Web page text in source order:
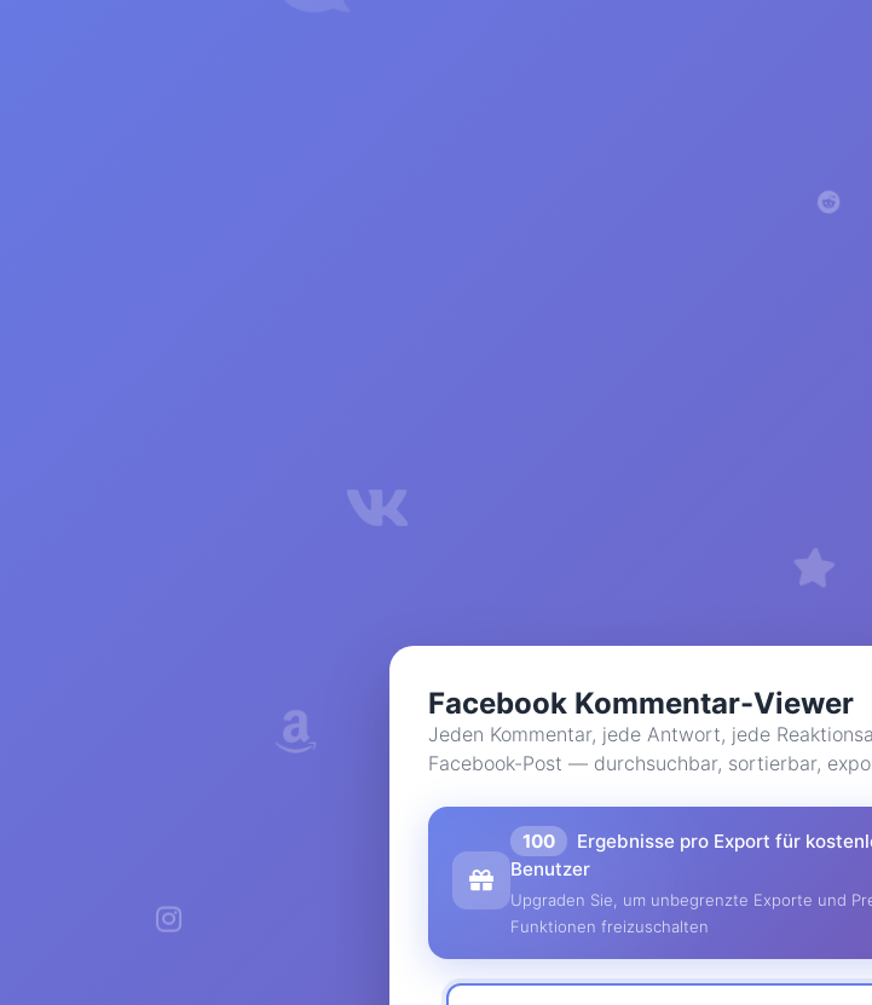
Facebook Kommentar-Viewer
Jeden Kommentar, jede Antwort, jede
Facebook-Post — durchsuchbar, sortierbar,
100
Ergebnisse pro Export für
Benutzer
Upgraden Sie, um unbegrenzte Exporte und
Funktionen freizuschalten